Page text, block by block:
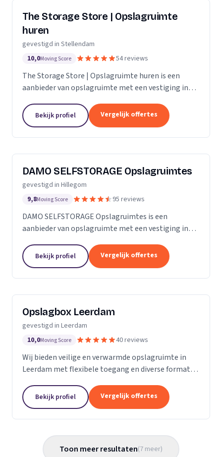
The Storage Store | Opslagruimte
huren
gevestigd in Stellendam
10,0Moving Score 54 reviews
The Storage Store | Opslagruimte huren is een
aanbieder van opslagruimte met een vestiging in
Bekijk profiel Vergelijk offertes
DAMO SELFSTORAGE Opslagruimtes
gevestigd in Hillegom
9,8Moving Score 95 reviews
DAMO SELFSTORAGE Opslagruimtes is een
aanbieder van opslagruimte met een vestiging in
Bekijk profiel Vergelijk offertes
Opslagbox Leerdam
gevestigd in Leerdam
10,0Moving Score 40 reviews
Wij bieden veilige en verwarmde opslagruimte in
Leerdam met flexibele toegang en diverse formaten
Bekijk profiel Vergelijk offertes
Toon meer resultaten(7 meer)